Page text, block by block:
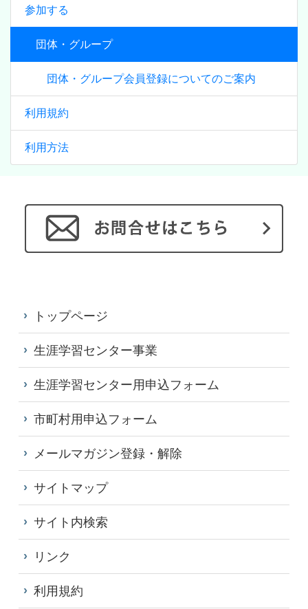
参加する
団体・グループ
団体・グループ会員登録についてのご案内
利用規約
利用方法
トップページ
生涯学習センター事業
生涯学習センター用申込フォーム
市町村用申込フォーム
メールマガジン登録・解除
サイトマップ
サイト内検索
リンク
利用規約